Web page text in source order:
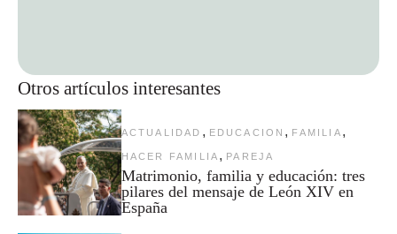
Otros artículos interesantes
ACTUALIDAD , EDUCACION , FAMILIA ,
HACER FAMILIA , PAREJA
Matrimonio, familia y educación: tres
pilares del mensaje de León XIV en
España